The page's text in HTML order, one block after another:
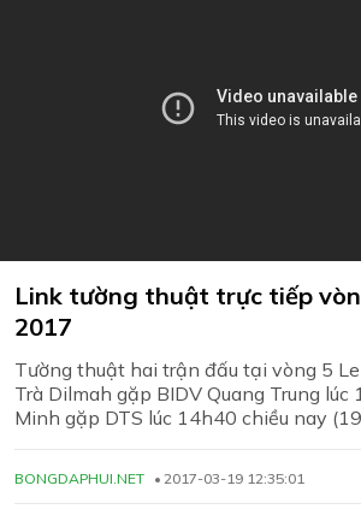
Link tường thuật trực tiếp
2017
Tường thuật hai trận đấu tại vòng 5
Trà Dilmah gặp BIDV Quang Trung lúc
Minh gặp DTS lúc 14h40 chiều nay
BONGDAPHUI.NET 2017-03-19 12:35:01